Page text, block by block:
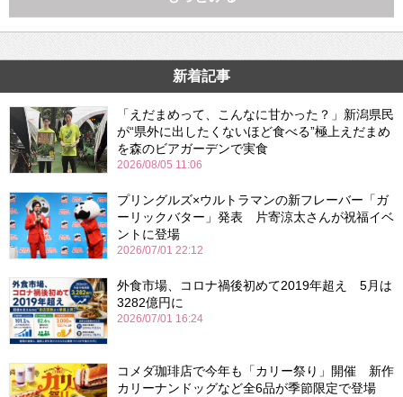
新着記事
「えだまめって、こんなに甘かった？」新潟県民
が“県外に出したくないほど食べる”極上えだまめ
を森のビアガーデンで実食
2026/08/05 11:06
プリングルズ×ウルトラマンの新フレーバー「ガ
ーリックバター」発表 片寄涼太さんが祝福イベ
ントに登場
2026/07/01 22:12
外食市場、コロナ禍後初めて2019年超え 5月は
3282億円に
2026/07/01 16:24
コメダ珈琲店で今年も「カリー祭り」開催 新作
カリーナンドッグなど全6品が季節限定で登場